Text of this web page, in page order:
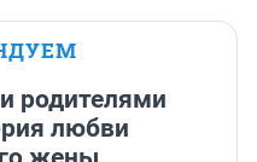
родителями
любви